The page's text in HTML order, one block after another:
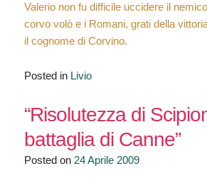
Valerio non fu difficile uccidere il
corvo volò e i Romani, grati della
il cognome di Corvino.
Posted in Livio
“Risolutezza di
battaglia di Canne”
Posted on 24 Aprile 2009